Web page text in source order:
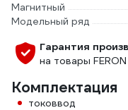
Магнитный
Модельный ряд
Гарантия
на товары FERON
Комплектация
токоввод